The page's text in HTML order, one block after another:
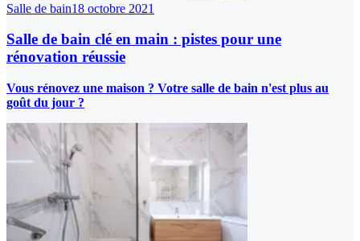
Salle de bain18 octobre 2021
Salle de bain clé en main : pistes pour une
rénovation réussie
Vous rénovez une maison ? Votre salle de bain n'est plus au
goût du jour ?